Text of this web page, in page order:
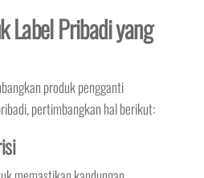
Label Pribadi yang
produk pengganti
pertimbangkan hal berikut: